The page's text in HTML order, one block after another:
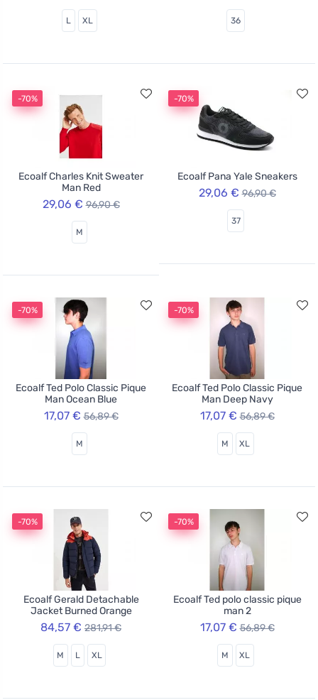
L XL 36
-70%
Ecoalf Charles Knit Sweater
Man Red
29,06 € 96,90 €
M
-70%
Ecoalf Pana Yale Sneakers
29,06 € 96,90 €
37
-70%
Ecoalf Ted Polo Classic Pique
Man Ocean Blue
17,07 € 56,89 €
M
-70%
Ecoalf Ted Polo Classic Pique
Man Deep Navy
17,07 € 56,89 €
M XL
-70%
Ecoalf Gerald Detachable
Jacket Burned Orange
84,57 € 281,91 €
M L XL
-70%
Ecoalf Ted polo classic pique
man 2
17,07 € 56,89 €
M XL